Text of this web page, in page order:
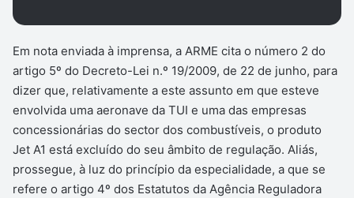
Em nota enviada à imprensa, a ARME cita o número 2 do
artigo 5º do Decreto-Lei n.º 19/2009, de 22 de junho, para
dizer que, relativamente a este assunto em que esteve
envolvida uma aeronave da TUI e uma das empresas
concessionárias do sector dos combustíveis, o produto
Jet A1 está excluído do seu âmbito de regulação. Aliás,
prossegue, à luz do princípio da especialidade, a que se
refere o artigo 4º dos Estatutos da Agência Reguladora